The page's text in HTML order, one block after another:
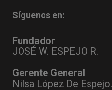
Síguenos en:
Fundador
JOSÉ W. ESPEJO R.
Gerente General
Nilsa López De Espejo.